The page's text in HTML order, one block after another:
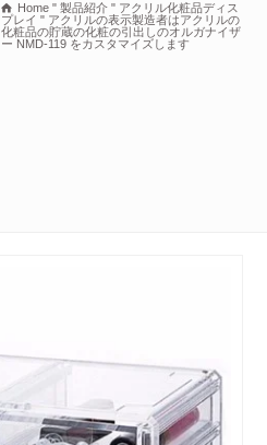
Home " 製品紹介 " アクリル化粧品ディス
プレイ " アクリルの表示製造者はアクリルの
化粧品の貯蔵の化粧の引出しのオルガナイザ
ー NMD-119 をカスタマイズします